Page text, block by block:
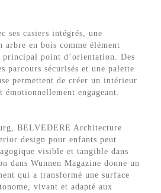
ses casiers intégrés, une
en bois comme élément
point d’orientation. Des
parcours sécurisés et une palette
permettent de créer un intérieur
engageant.
BELVEDERE Architecture
design pour enfants peut
visible et tangible dans
dans Wunnen Magazine donne un
qui a transformé une surface
vivant et adapté aux